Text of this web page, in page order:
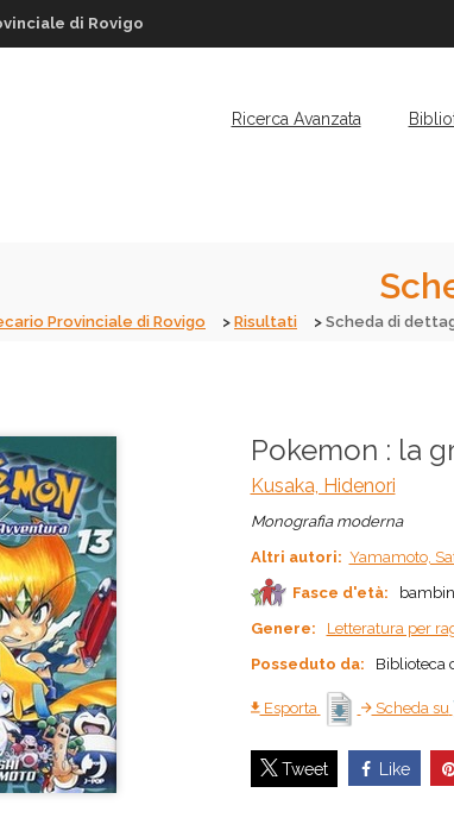
di Rovigo
Ricerca Avanzata
Provinciale di Rovigo Risultati Scheda di
Pokemon : la
Kusaka, Hidenori
Monografia moderna
Altri autori: Yamamoto,
Fasce d'età:
Genere:
Letteratura per
Posseduto da:
Biblioteca
Esporta Scheda su
Tweet Like